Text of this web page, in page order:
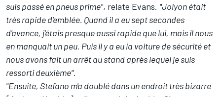
suis passé en pneus prime", relate Evans. "Jolyon était
très rapide d'emblée. Quand il a eu sept secondes
d'avance, j'étais presque aussi rapide que lui, mais il nous
en manquait un peu. Puis il y a eu la voiture de sécurité et
nous avons fait un arrêt au stand après lequel je suis
ressorti deuxième".
"Ensuite, Stefano m'a doublé dans un endroit très bizarre